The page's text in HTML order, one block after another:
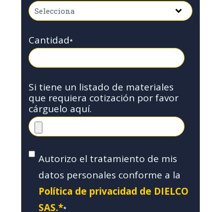
Cantidad*
Si tiene un listado de materiales
que requiera cotización por favor
cárguelo aquí.
Autorizo el tratamiento de mis
datos personales conforme a la
Política de privacidad de DIELCO
SAS.**